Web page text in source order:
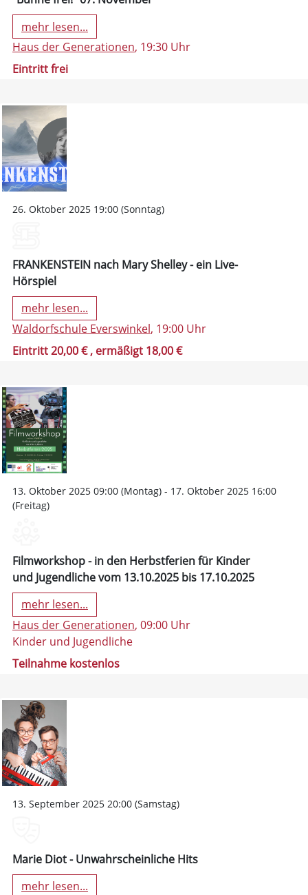
mehr lesen...
Haus der Generationen, 19:30 Uhr
Eintritt frei
26. Oktober 2025 19:00 (Sonntag)
FRANKENSTEIN nach Mary Shelley - ein Live-
Hörspiel
mehr lesen...
Waldorfschule Everswinkel, 19:00 Uhr
Eintritt 20,00 €, ermäßigt 18,00 €
13. Oktober 2025 09:00 (Montag) - 17. Oktober 2025 16:00
(Freitag)
Filmworkshop - in den Herbstferien für Kinder
und Jugendliche vom 13.10.2025 bis 17.10.2025
mehr lesen...
Haus der Generationen, 09:00 Uhr
Kinder und Jugendliche
Teilnahme kostenlos
13. September 2025 20:00 (Samstag)
Marie Diot - Unwahrscheinliche Hits
mehr lesen...